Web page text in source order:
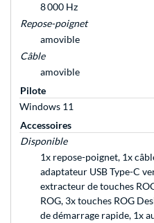
8 000 Hz
Repose-poignet
amovible
Câble
amovible
Pilote
Windows 11
Accessoires
Disponible
1x repose-poignet, 1x
adaptateur USB Type-C
extracteur de touches
ROG, 3x touches ROG
de démarrage rapide, 1x